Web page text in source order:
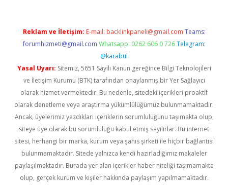
Reklam ve İletişim: E-mail: backlinkpaneli@gmail.com Teams:
forumhizmeti@gmail.com Whatsapp: 0262 606 0 726 Telegram:
@karabul
Yasal Uyarı: Sitemiz, 5651 Sayılı Kanun gereğince Bilgi Teknolojileri
ve İletişim Kurumu (BTK) tarafından onaylanmış bir Yer Sağlayıcı
olarak hizmet vermektedir. Bu nedenle, sitedeki içerikleri proaktif
olarak denetleme veya araştırma yükümlülüğümüz bulunmamaktadır.
Ancak, üyelerimiz yazdıkları içeriklerin sorumluluğunu taşımakta olup,
siteye üye olarak bu sorumluluğu kabul etmiş sayılırlar. Bu internet
sitesi, herhangi bir marka, kurum veya şahıs şirketi ile hiçbir bağlantısı
bulunmamaktadır. Sitede yalnızca kendi hazırladığımız makaleler
paylaşılmaktadır. Burada yer alan içerikler haber niteliği taşımamakta
olup, gerçek kurum ve kişiler hakkında paylaşım yapılmamaktadır.